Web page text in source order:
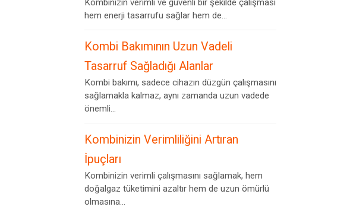
Kombinizin verimli ve güvenli bir şekilde çalışması
hem enerji tasarrufu sağlar hem de...
Kombi Bakımının Uzun Vadeli
Tasarruf Sağladığı Alanlar
Kombi bakımı, sadece cihazın düzgün çalışmasını
sağlamakla kalmaz, aynı zamanda uzun vadede
önemli...
Kombinizin Verimliliğini Artıran
İpuçları
Kombinizin verimli çalışmasını sağlamak, hem
doğalgaz tüketimini azaltır hem de uzun ömürlü
olmasına...